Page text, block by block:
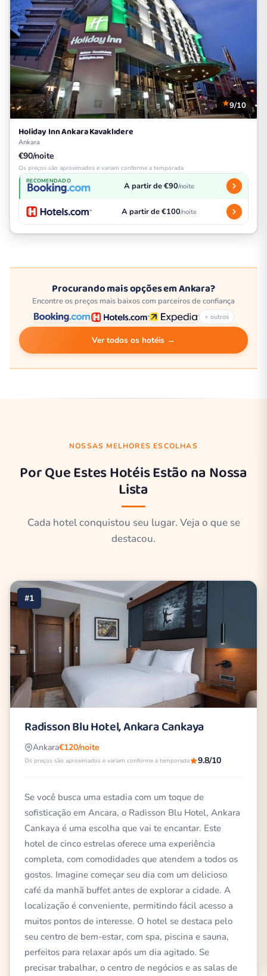
9/10
Holiday Inn Ankara Kavaklıdere
Ankara
€90/noite
Os preços são aproximados e variam conforme a temporada
RECOMENDADO A partir de €90/noite
A partir de €100/noite
Procurando mais opções em Ankara?
Encontre os preços mais baixos com parceiros de confiança
+ outros
Ver todos os hotéis →
NOSSAS MELHORES ESCOLHAS
Por Que Estes Hotéis Estão na Nossa
Lista
Cada hotel conquistou seu lugar. Veja o que se
destacou.
#1
Radisson Blu Hotel, Ankara Cankaya
Ankara€120/noite
Os preços são aproximados e variam conforme a temporada 9.8/10
Se você busca uma estadia com um toque de
sofisticação em Ancara, o Radisson Blu Hotel, Ankara
Cankaya é uma escolha que vai te encantar. Este
hotel de cinco estrelas oferece uma experiência
completa, com comodidades que atendem a todos os
gostos. Imagine começar seu dia com um delicioso
café da manhã buffet antes de explorar a cidade. A
localização é conveniente, permitindo fácil acesso a
muitos pontos de interesse. O hotel se destaca pelo
seu centro de bem-estar, com spa, piscina e sauna,
perfeitos para relaxar após um dia agitado. Se
precisar trabalhar, o centro de negócios e as salas de